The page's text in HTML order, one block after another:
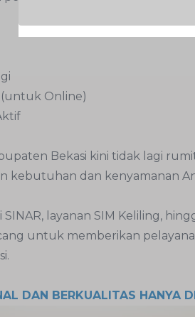
(untuk Online)
Bekasi kini tidak lagi
kebutuhan dan kenyamanan
layanan SIM Keliling,
untuk memberikan
DAN BERKUALITAS HANYA